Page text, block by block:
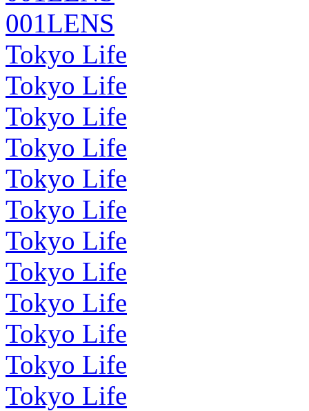
001LENS
Tokyo Life
Tokyo Life
Tokyo Life
Tokyo Life
Tokyo Life
Tokyo Life
Tokyo Life
Tokyo Life
Tokyo Life
Tokyo Life
Tokyo Life
Tokyo Life